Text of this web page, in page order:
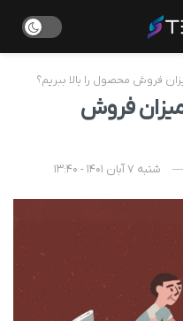
فروش محصول را بالا ببریم؟
فروش
شنبه 7 آبان 1401 - 13:40